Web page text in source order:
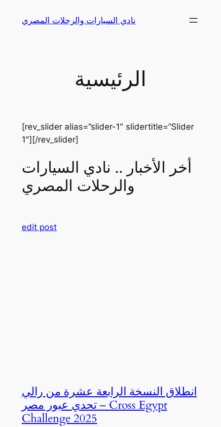
نادي السيارات والرحلات المصري
الرئيسية
[rev_slider alias=”slider-1″ slidertitle=”Slider
1″][/rev_slider]
أخر الأخبار .. نادي السيارات
والرحلات المصري
edit post
انطلاق النسخة الرابعة عشرة من رالي
تحدي عبور مصر – Cross Egypt
Challenge 2025